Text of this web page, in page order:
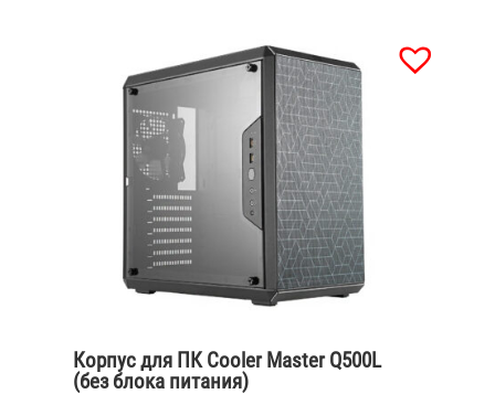
Корпус для ПК Cooler Master Q500L
(без блока питания)